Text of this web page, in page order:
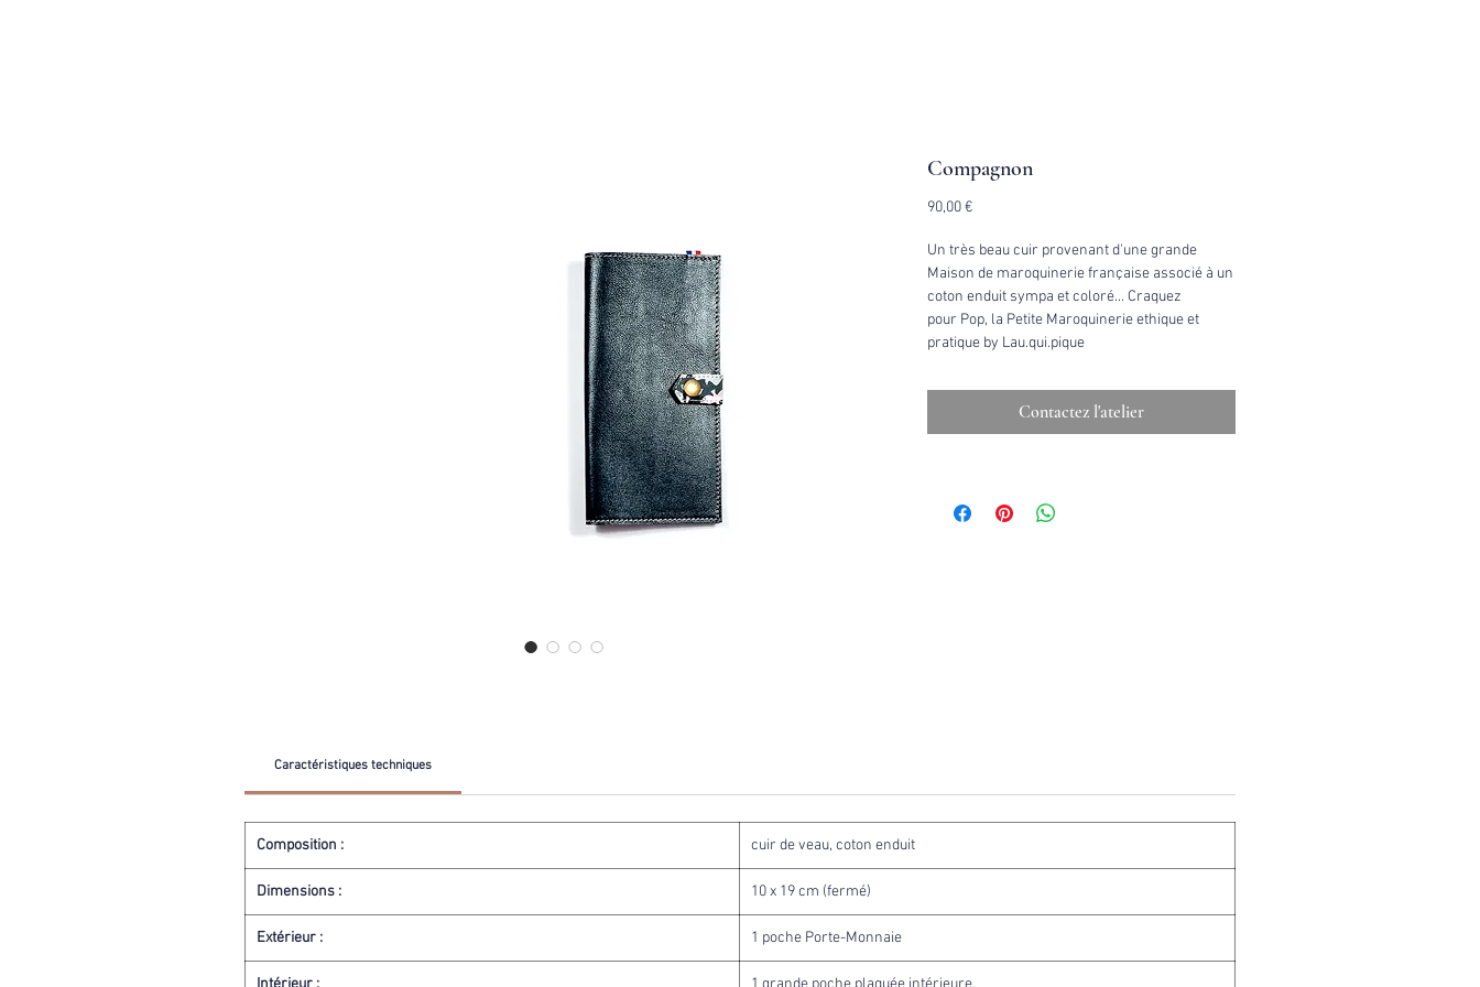
Compagnon
90,00 €Prix
Un très beau cuir provenant d'une grande
Maison de maroquinerie française associé à un
coton enduit sympa et coloré... Craquez
pour Pop, la Petite Maroquinerie ethique et
pratique by Lau.qui.pique
Contactez l'atelier
Caractéristiques techniques
Composition : cuir de veau, coton enduit
Dimensions : 10 x 19 cm (fermé)
Extérieur : 1 poche Porte-Monnaie